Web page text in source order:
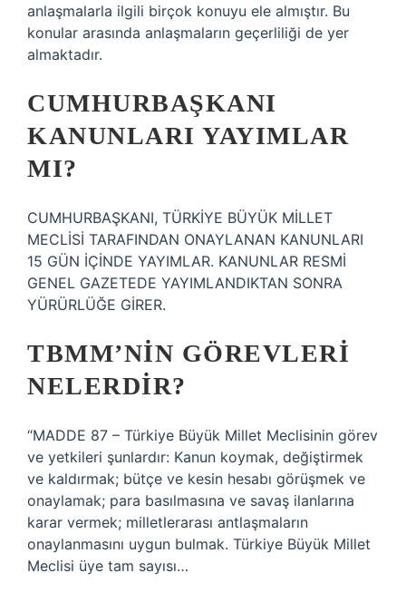
anlaşmalarla ilgili birçok konuyu ele almıştır. Bu
konular arasında anlaşmaların geçerliliği de yer
almaktadır.
CUMHURBAŞKANI
KANUNLARI YAYIMLAR
MI?
CUMHURBAŞKANI, TÜRKİYE BÜYÜK MİLLET
MECLİSİ TARAFINDAN ONAYLANAN KANUNLARI
15 GÜN İÇİNDE YAYIMLAR. KANUNLAR RESMİ
GENEL GAZETEDE YAYIMLANDIKTAN SONRA
YÜRÜRLÜĞE GİRER.
TBMM’NIN GÖREVLERI
NELERDIR?
“MADDE 87 – Türkiye Büyük Millet Meclisinin görev
ve yetkileri şunlardır: Kanun koymak, değiştirmek
ve kaldırmak; bütçe ve kesin hesabı görüşmek ve
onaylamak; para basılmasına ve savaş ilanlarına
karar vermek; milletlerarası antlaşmaların
onaylanmasını uygun bulmak. Türkiye Büyük Millet
Meclisi üye tam sayısı…